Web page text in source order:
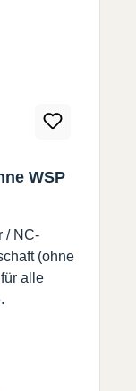
WSP
/ NC-
(ohne
alle